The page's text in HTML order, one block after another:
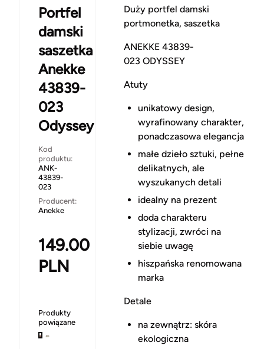
Portfel
damski
saszetka
Anekke
43839-
023
Odyssey
Kod
produktu:
ANK-
43839-
023
Producent:
Anekke
149.00
PLN
Produkty
powiązane
Duży portfel damski
portmonetka, saszetka
ANEKKE 43839-
023 ODYSSEY
Atuty
unikatowy design,
wyrafinowany charakter,
ponadczasowa elegancja
małe dzieło sztuki, pełne
delikatnych, ale
wyszukanych detali
idealny na prezent
doda charakteru
stylizacji, zwróci na
siebie uwagę
hiszpańska renomowana
marka
Detale
na zewnątrz: skóra
ekologiczna